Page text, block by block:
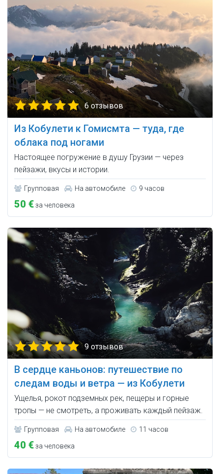
6 отзывов
Из Кобулети к Гомисмта — туда, где
облака под ногами
Настоящее погружение в душу Грузии — через
пейзажи, вкусы и истории.
Групповая На автомобиле 9 часов
50 €за человека
9 отзывов
В сердце каньонов: путешествие по
следам воды и ветра — из Кобулети
Ущелья, рокот подземных рек, пещеры и горные
тропы — не смотреть, а проживать каждый пейзаж.
Групповая На автомобиле 11 часов
40 €за человека